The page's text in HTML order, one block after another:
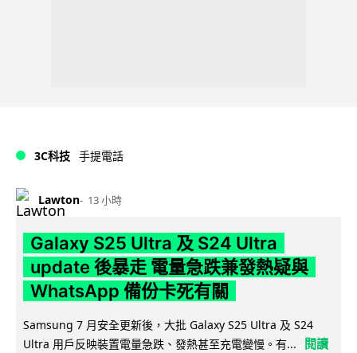
3C科技 手提電話
Lawton 13 小時
Galaxy S25 Ultra 及 S24 Ultra
update 後暴走 電量急跌兼發熱疑與
WhatsApp 備份卡死有關
Samsung 7 月安全更新後，大批 Galaxy S25 Ultra 及 S24
Ultra 用戶反映裝置電量急跌、發熱甚至充電變慢。有...
閱讀